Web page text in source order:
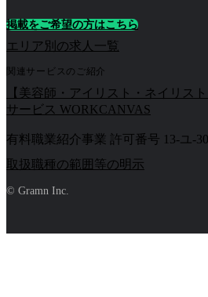
掲載をご希望の方はこちら
エリア別の求人一覧
関連サービスのご紹介
【美容師・アイリスト・ネイリス
サービス WORKCANVAS
有料職業紹介事業 許可番号 13-ユ-
取扱職種の範囲等の明示
© Gramn Inc.